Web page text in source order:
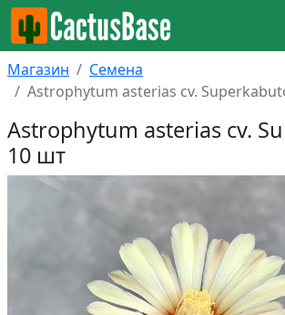
Магазин
Семена
Astrophytum asterias cv.
Astrophytum asterias cv.
10 шт